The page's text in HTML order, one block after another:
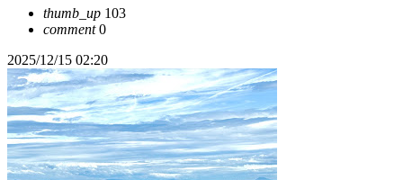
thumb_up 103
comment0
2025/12/15 02:20